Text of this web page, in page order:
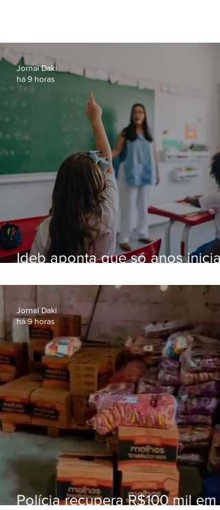
Ideb aponta que só anos
educação
Jornal Daki
há 9 horas
Polícia recupera R$100 mil em
Jornal Daki
há 9 horas